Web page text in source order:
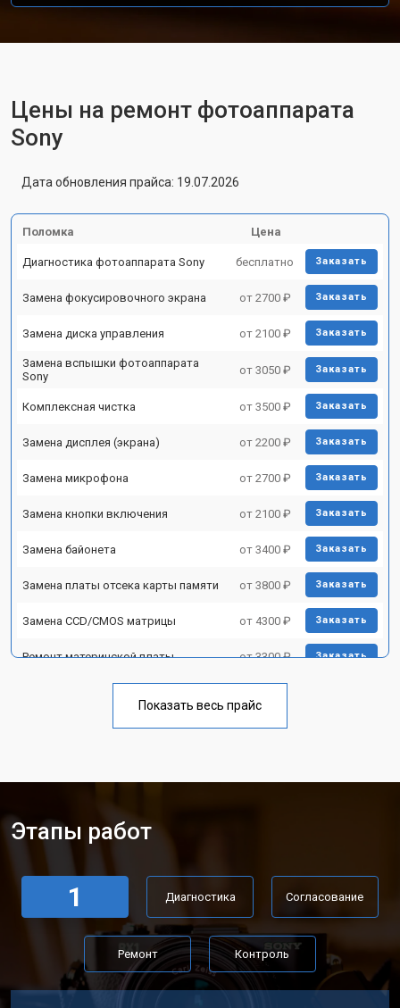
Цены на ремонт фотоаппарата
Sony
Дата обновления прайса: 19.07.2026
Поломка Цена
Диагностика фотоаппарата Sony бесплатно Заказать
Замена фокусировочного экрана от 2700 ₽ Заказать
Замена диска управления от 2100 ₽ Заказать
Замена вспышки фотоаппарата
Sony
от 3050 ₽ Заказать
Комплексная чистка от 3500 ₽ Заказать
Замена дисплея (экрана) от 2200 ₽ Заказать
Замена микрофона от 2700 ₽ Заказать
Замена кнопки включения от 2100 ₽ Заказать
Замена байонета от 3400 ₽ Заказать
Замена платы отсека карты памяти от 3800 ₽ Заказать
Замена CCD/CMOS матрицы от 4300 ₽ Заказать
Ремонт материнской платы от 3300 ₽ Заказать
Чистка матрицы фотоаппарата
Показать весь прайс
Этапы работ
1 Диагностика Согласование
Ремонт Контроль